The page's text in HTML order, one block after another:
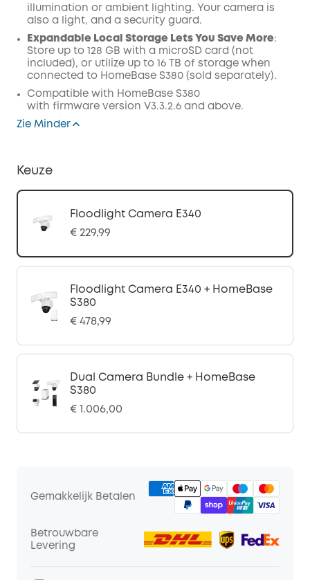
illumination or ambient lighting. Your camera is
also a light, and a security guard.
Expandable Local Storage Lets You Save More:
Store up to 128 GB with a microSD card (not
included), or utilize up to 16 TB of storage when
connected to HomeBase S380 (sold separately).
Compatible with HomeBase S380
with firmware version V3.3.2.6 and above.
Zie Minder
Keuze
Floodlight Camera E340
€ 229,99
Floodlight Camera E340 + HomeBase
S380
€ 478,99
Dual Camera Bundle + HomeBase
S380
€ 1.006,00
Gemakkelijk Betalen
Betrouwbare
Levering